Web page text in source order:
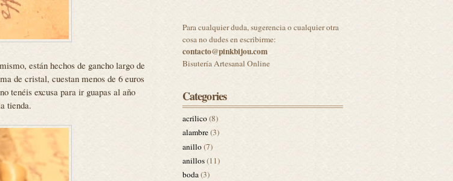
están hechos de gancho largo de
de cristal, cuestan menos de 6 euros
tenéis excusa para ir guapas al año
tienda.
Para cualquier duda, sugerencia o cualquier otra
cosa no dudes en escribirme:
contacto@pinkbijou.com
Bisutería Artesanal Online
Categories
acrilico(8)
alambre(3)
anillo(7)
anillos(11)
boda(3)